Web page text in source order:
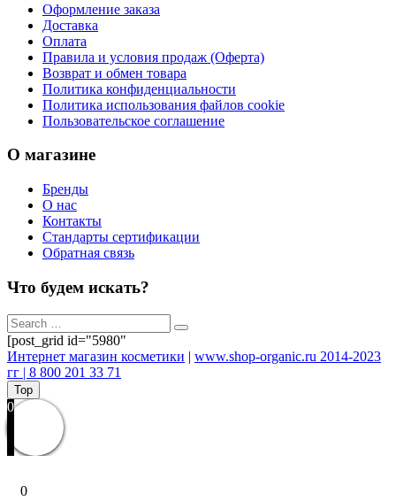
Оформление заказа
Доставка
Оплата
Правила и условия продаж (Оферта)
Возврат и обмен товара
Политика конфиденциальности
Политика использования файлов cookie
Пользовательское соглашение
О магазине
Бренды
О нас
Контакты
Стандарты сертификации
Обратная связь
Что будем искать?
[post_grid id="5980"
Интернет магазин косметики | www.shop-organic.ru 2014-2023
гг | 8 800 201 33 71
Top
0
0